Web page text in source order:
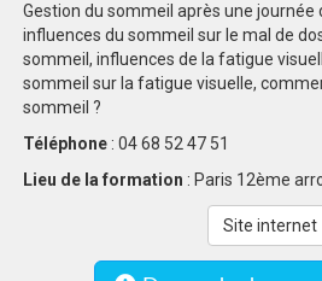
Gestion du sommeil après une journée
influences du sommeil sur le mal de
sommeil, influences de la fatigue
sommeil sur la fatigue visuelle,
sommeil ?
Téléphone : 04 68 52 47 51
Lieu de la formation : Paris 12ème
Site internet